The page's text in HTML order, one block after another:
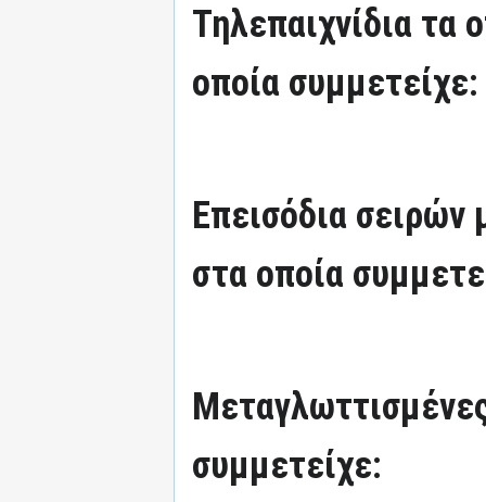
Τηλεπαιχνίδια τα
οποία συμμετείχε:
Επεισόδια
στα οποία
συμμετείχε: